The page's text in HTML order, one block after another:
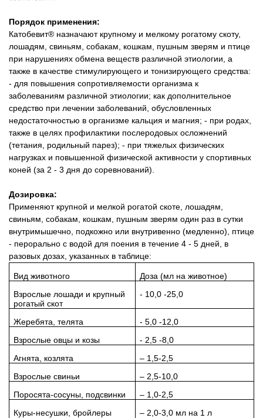
Порядок применения:
Катобевит® назначают крупному и мелкому рогатому скоту,
лошадям, свиньям, собакам, кошкам, пушным зверям и птице
при нарушениях обмена веществ различной этиологии, а
также в качестве стимулирующего и тонизирующего средства:
- для повышения сопротивляемости организма к
заболеваниям различной этиологии; как дополнительное
средство при лечении заболеваний, обусловленных
недостаточностью в организме кальция и магния; - при родах,
также в целях профилактики послеродовых осложнений
(тетания, родильный парез); - при тяжелых физических
нагрузках и повышенной физической активности у спортивных
коней (за 2 - 3 дня до соревнований).
Дозировка:
Применяют крупной и мелкой рогатой скоте, лошадям,
свиньям, собакам, кошкам, пушным зверям один раз в сутки
внутримышечно, подкожно или внутривенно (медленно), птице
- перорально с водой для поения в течение 4 - 5 дней, в
разовых дозах, указанных в таблице:
Вид животного
Доза (мл на животное)
Взрослые лошади и крупный
рогатый скот
- 10,0 -25,0
Жеребята, телята
- 5,0 -12,0
Взрослые овцы и козы
- 2,5 -8,0
Агнята, козлята
– 1,5-2,5
Взрослые свиньи
– 2,5-10,0
Поросята-сосуны, подсвинки
– 1,0-2,5
Куры-несушки, бройлеры
– 2,0-3,0 мл на 1 л